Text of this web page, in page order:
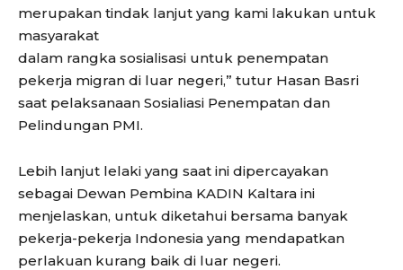
merupakan tindak lanjut yang kami lakukan untuk
masyarakat
dalam rangka sosialisasi untuk penempatan
pekerja migran di luar negeri,” tutur Hasan Basri
saat pelaksanaan Sosialiasi Penempatan dan
Pelindungan PMI.
Lebih lanjut lelaki yang saat ini dipercayakan
sebagai Dewan Pembina KADIN Kaltara ini
menjelaskan, untuk diketahui bersama banyak
pekerja-pekerja Indonesia yang mendapatkan
perlakuan kurang baik di luar negeri.